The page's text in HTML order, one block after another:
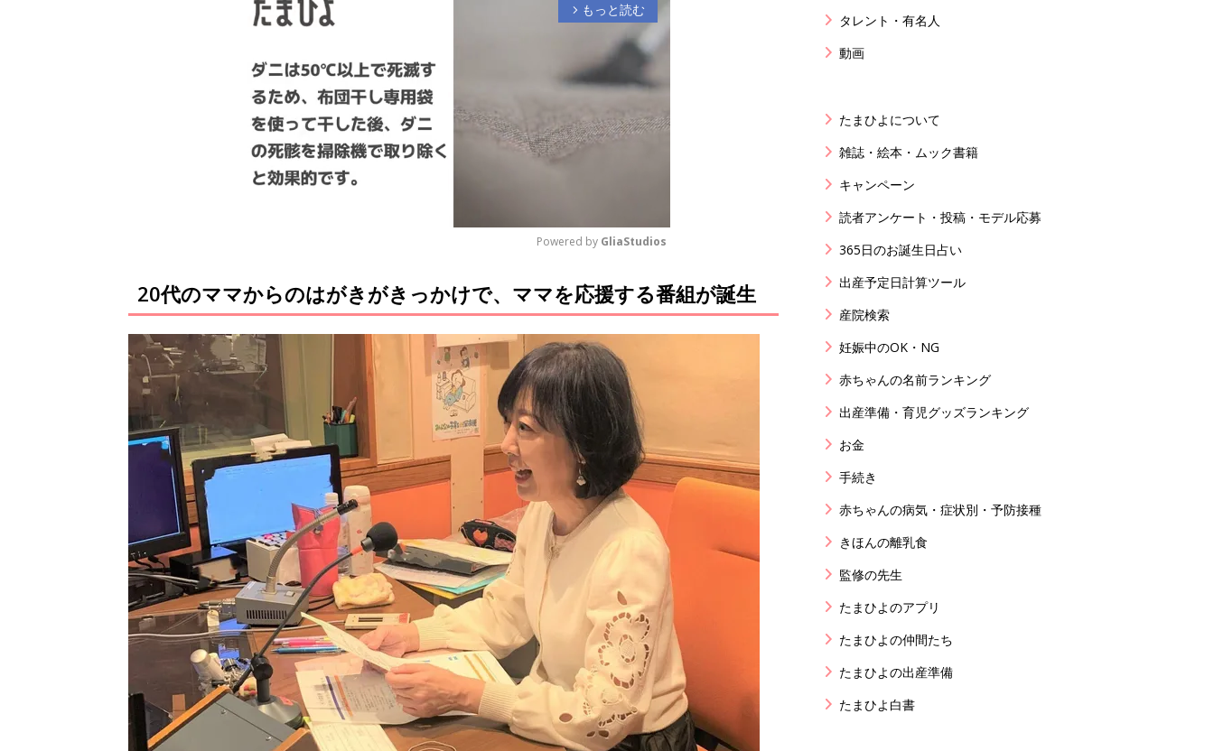
arrow_forward_ios もっと読む
M
u
t
e
Powered by GliaStudios
20代のママからのはがきがきっかけで、ママを応援する番組が誕生
タレント・有名人
動画
たまひよについて
雑誌・絵本・ムック書籍
キャンペーン
読者アンケート・投稿・モデル応募
365日のお誕生日占い
出産予定日計算ツール
産院検索
妊娠中のOK・NG
赤ちゃんの名前ランキング
出産準備・育児グッズランキング
お金
手続き
赤ちゃんの病気・症状別・予防接種
きほんの離乳食
監修の先生
たまひよのアプリ
たまひよの仲間たち
たまひよの出産準備
たまひよ白書